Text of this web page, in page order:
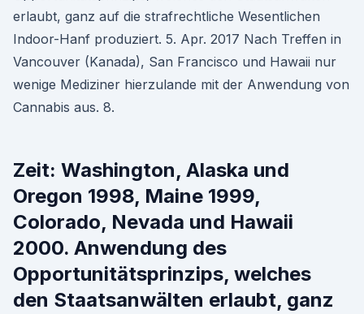
erlaubt, ganz auf die strafrechtliche Wesentlichen
Indoor-Hanf produziert. 5. Apr. 2017 Nach Treffen in
Vancouver (Kanada), San Francisco und Hawaii nur
wenige Mediziner hierzulande mit der Anwendung von
Cannabis aus. 8.
Zeit: Washington, Alaska und
Oregon 1998, Maine 1999,
Colorado, Nevada und Hawaii
2000. Anwendung des
Opportunitätsprinzips, welches
den Staatsanwälten erlaubt, ganz